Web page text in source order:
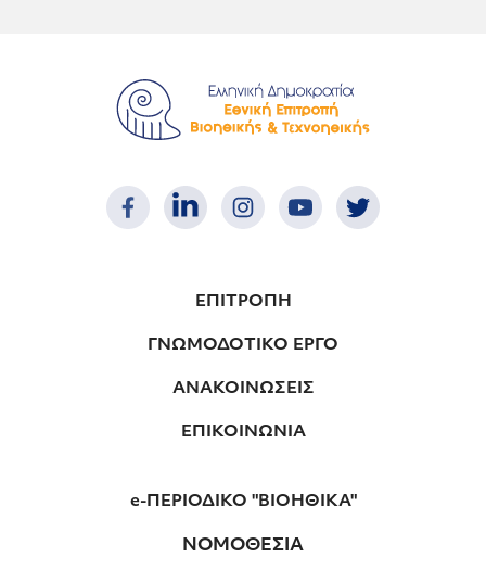
ΕΠΙΤΡΟΠΗ
ΓΝΩΜΟΔΟΤΙΚΟ ΕΡΓΟ
ΑΝΑΚΟΙΝΩΣΕΙΣ
ΕΠΙΚΟΙΝΩΝΙΑ
e-ΠΕΡΙΟΔΙΚΟ "ΒΙΟΗΘΙΚΑ"
ΝΟΜΟΘΕΣΙΑ